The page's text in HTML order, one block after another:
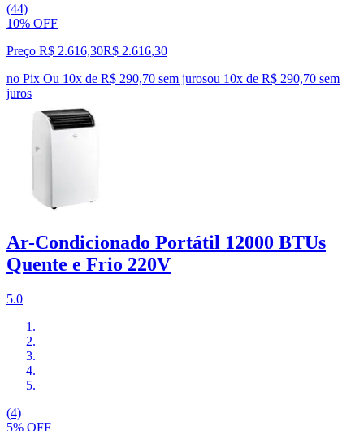
(44)
10% OFF
Preço R$ 2.616,30R$ 2.616,30
no Pix Ou 10x de R$ 290,70 sem jurosou 10x de R$ 290,70 sem
juros
Ar-Condicionado Portátil 12000 BTUs
Quente e Frio 220V
5.0
(4)
5% OFF